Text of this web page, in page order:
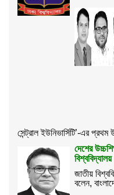
সেন্ট্রাল ইউনিভার্সিটি’-এর প্রথম
দেশের
জাতীয়
বলেন,